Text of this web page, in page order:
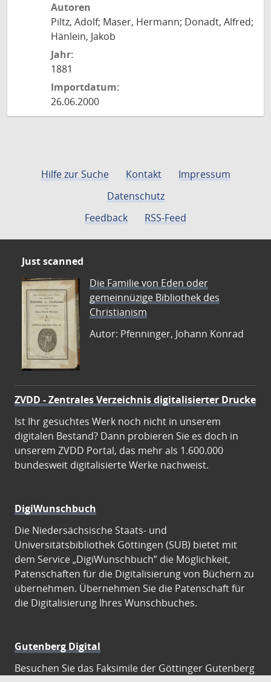
Autoren
Piltz, Adolf; Maser, Hermann; Donadt, Alfred;
Hänlein, Jakob
Jahr:
1881
Importdatum:
26.06.2000
Hilfe zur Suche Kontakt
Impressum
Datenschutz
Feedback
RSS-Feed
Just scanned
Die Familie von Eden oder
gemeinnüzige Bibliothek des
Christianism
Autor: Pfenninger, Johann Konrad
ZVDD - Zentrales Verzeichnis digitalisierter Drucke
Ist Ihr gesuchtes Werk noch nicht in unserem
digitalen Bestand? Dann probieren Sie es doch in
unserem ZVDD Portal, das mehr als 1.600.000
bundesweit digitalisierte Werke nachweist.
DigiWunschbuch
Die Niedersächsische Staats- und
Universitätsbibliothek Göttingen (SUB) bietet mit
dem Service „DigiWunschbuch” die Möglichkeit,
Patenschaften für die Digitalisierung von Büchern zu
übernehmen. Übernehmen Sie die Patenschaft für
die Digitalisierung Ihres Wunschbuches.
Gutenberg Digital
Besuchen Sie das Faksimile der Göttinger Gutenberg